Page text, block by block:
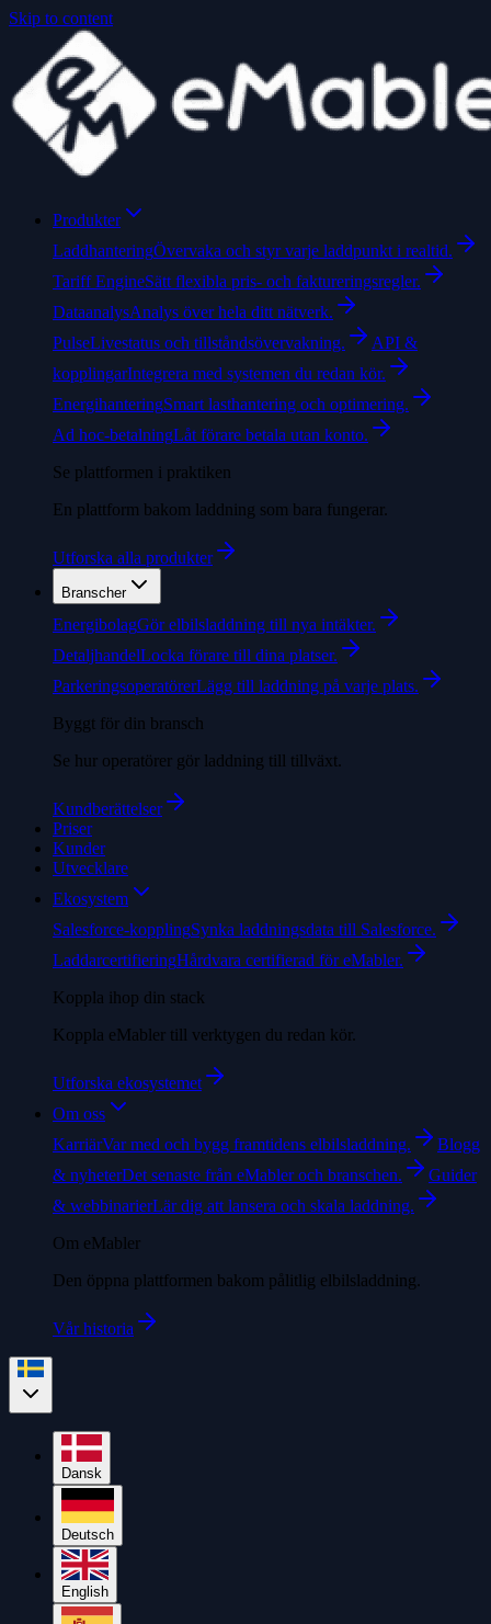
Skip to content
Produkter
LaddhanteringÖvervaka och styr varje laddpunkt i realtid.
Tariff EngineSätt flexibla pris- och faktureringsregler.
DataanalysAnalys över hela ditt nätverk.
PulseLivestatus och tillståndsövervakning.
API &
kopplingarIntegrera med systemen du redan kör.
EnergihanteringSmart lasthantering och optimering.
Ad hoc-betalningLåt förare betala utan konto.
Se plattformen i praktiken
En plattform bakom laddning som bara fungerar.
Utforska alla produkter
Branscher
EnergibolagGör elbilsladdning till nya intäkter.
DetaljhandelLocka förare till dina platser.
ParkeringsoperatörerLägg till laddning på varje plats.
Byggt för din bransch
Se hur operatörer gör laddning till tillväxt.
Kundberättelser
Priser
Kunder
Utvecklare
Ekosystem
Salesforce-kopplingSynka laddningsdata till Salesforce.
LaddarcertifieringHårdvara certifierad för eMabler.
Koppla ihop din stack
Koppla eMabler till verktygen du redan kör.
Utforska ekosystemet
Om oss
KarriärVar med och bygg framtidens elbilsladdning.
Blogg
& nyheterDet senaste från eMabler och branschen.
Guider
& webbinarierLär dig att lansera och skala laddning.
Om eMabler
Den öppna plattformen bakom pålitlig elbilsladdning.
Vår historia
Dansk
Deutsch
English